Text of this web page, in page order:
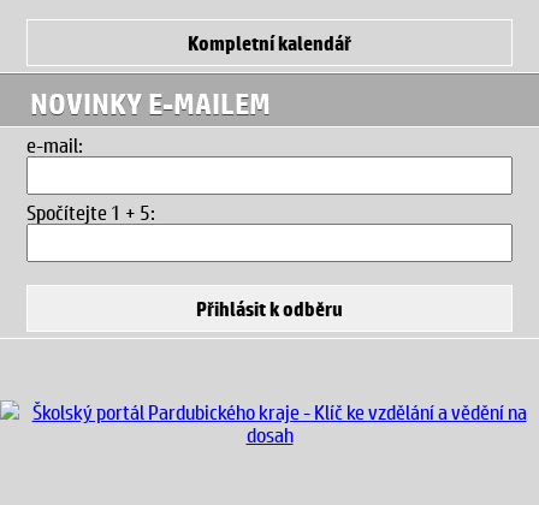
Kompletní kalendář
NOVINKY E-MAILEM
e-mail:
Spočítejte 1 + 5: